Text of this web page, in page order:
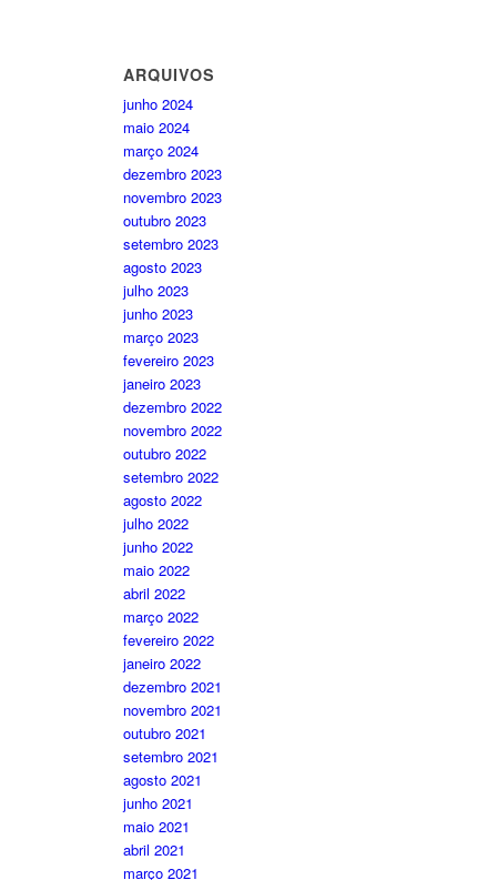
ARQUIVOS
junho 2024
maio 2024
março 2024
dezembro 2023
novembro 2023
outubro 2023
setembro 2023
agosto 2023
julho 2023
junho 2023
março 2023
fevereiro 2023
janeiro 2023
dezembro 2022
novembro 2022
outubro 2022
setembro 2022
agosto 2022
julho 2022
junho 2022
maio 2022
abril 2022
março 2022
fevereiro 2022
janeiro 2022
dezembro 2021
novembro 2021
outubro 2021
setembro 2021
agosto 2021
junho 2021
maio 2021
abril 2021
março 2021